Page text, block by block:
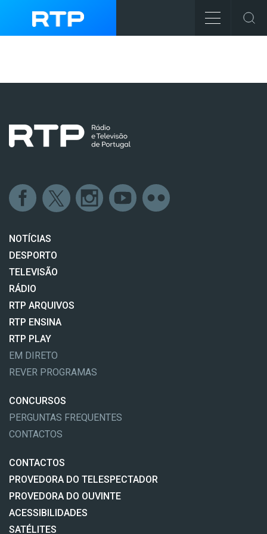
NOTÍCIAS
DESPORTO
TELEVISÃO
RÁDIO
RTP ARQUIVOS
RTP ENSINA
RTP PLAY
EM DIRETO
REVER PROGRAMAS
CONCURSOS
PERGUNTAS FREQUENTES
CONTACTOS
CONTACTOS
PROVEDORA DO TELESPECTADOR
PROVEDORA DO OUVINTE
ACESSIBILIDADES
SATÉLITES